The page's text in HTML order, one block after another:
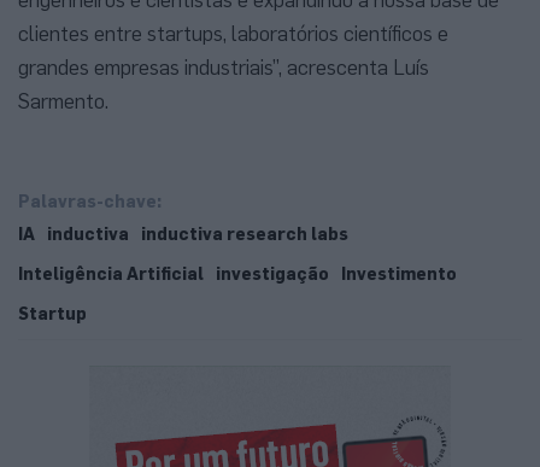
clientes entre startups, laboratórios científicos e
grandes empresas industriais”, acrescenta Luís
Sarmento.
Palavras-chave:
IA
inductiva
inductiva research labs
Inteligência Artificial
investigação
Investimento
Startup